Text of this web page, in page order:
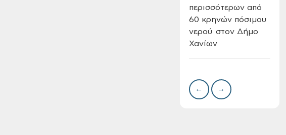
προσωπικού με
σχέση εργάσιας
περισσότερων από
60 κρηνών πόσιμου
νερού στον Δήμο
Χανίων
← →